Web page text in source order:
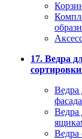
17. Ведра
Ведра
Ведра
Ведра